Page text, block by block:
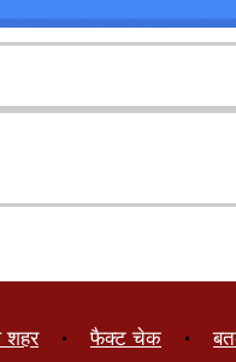
शहर फैक्ट चेक